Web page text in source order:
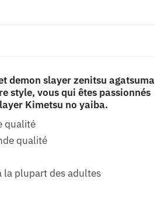
demon slayer zenitsu agatsuma
style, vous qui êtes passionnés
Kimetsu no yaiba.
qualité
qualité
la plupart des adultes